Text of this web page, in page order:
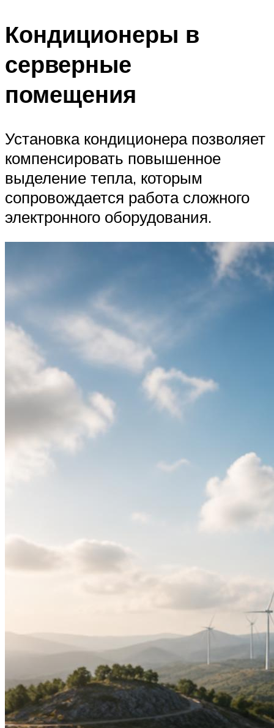
Кондиционеры в
серверные
помещения
Установка кондиционера позволяет
компенсировать повышенное
выделение тепла, которым
сопровождается работа сложного
электронного оборудования.